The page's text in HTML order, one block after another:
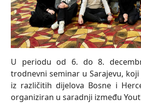
U periodu od 6. do 8.
trodnevni seminar u Sarajevu,
iz različitih dijelova Bosne i
organiziran u saradnji između